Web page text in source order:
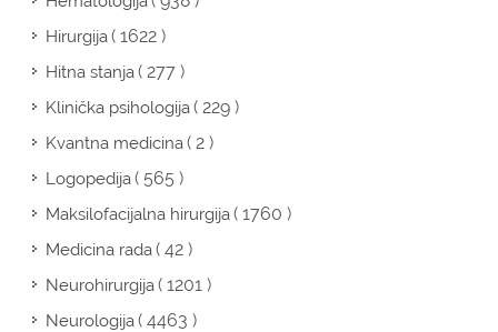
Hirurgija( 1622 )
Hitna stanja( 277 )
Klinička psihologija( 229 )
Kvantna medicina( 2 )
Logopedija( 565 )
Maksilofacijalna hirurgija( 1760 )
Medicina rada( 42 )
Neurohirurgija( 1201 )
Neurologija( 4463 )